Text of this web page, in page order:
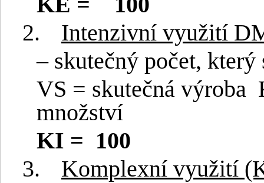
2.
Intenzivní využití
– skutečný počet,
VS = skutečná výroba
množství
KI = 100
3.
Komplexní využití